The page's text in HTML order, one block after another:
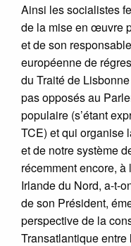
Ainsi les socialistes
de la mise en œuvre
et de son
européenne de
du Traité de
pas opposés au
populaire (s’étant
TCE) et qui organise
et de notre système
récemment encore, à
Irlande du Nord, a-t-
de son Président,
perspective de la
Transatlantique entre